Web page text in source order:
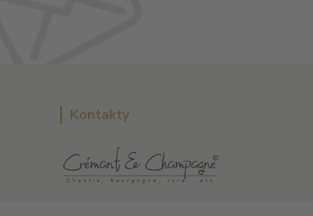
Kontakty